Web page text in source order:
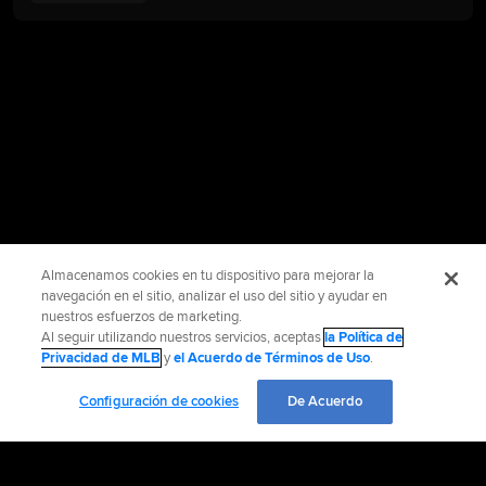
Almacenamos cookies en tu dispositivo para mejorar la
navegación en el sitio, analizar el uso del sitio y ayudar en
nuestros esfuerzos de marketing.
Al seguir utilizando nuestros servicios, aceptasla Política de
Privacidad de MLB yel Acuerdo de Términos de Uso.
Configuración de cookies De Acuerdo